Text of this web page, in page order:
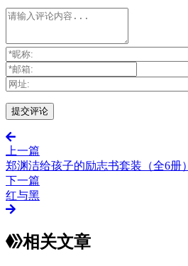
上一篇
郑渊洁给孩子的励志书套装（全6册）
下一篇
红与黑
相关文章